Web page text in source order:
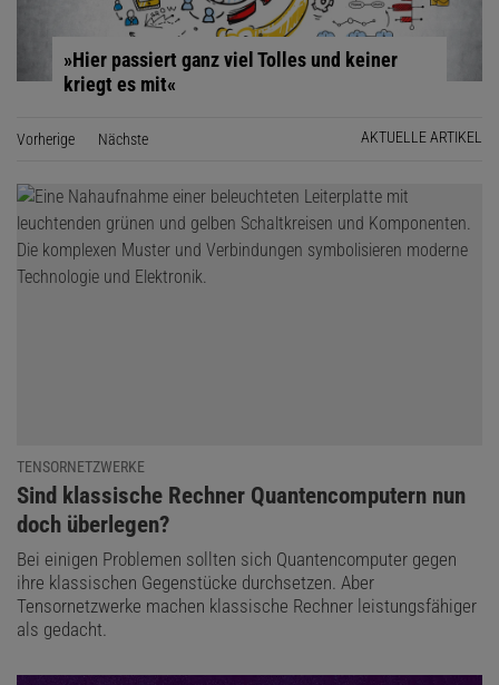
»Hier passiert ganz viel Tolles und keiner
kriegt es mit«
Vorherige SeiteNächste AKTUELLE ARTIKEL
TENSORNETZWERKE
:
Sind klassische Rechner Quantencomputern nun
doch überlegen?
Bei einigen Problemen sollten sich Quantencomputer gegen
ihre klassischen Gegenstücke durchsetzen. Aber
Tensornetzwerke machen klassische Rechner leistungsfähiger
als gedacht.